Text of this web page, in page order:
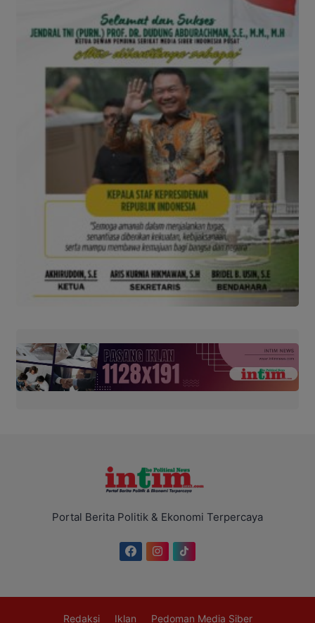
Portal Berita Politik & Ekonomi Terpercaya
Redaksi Iklan Pedoman Media Siber